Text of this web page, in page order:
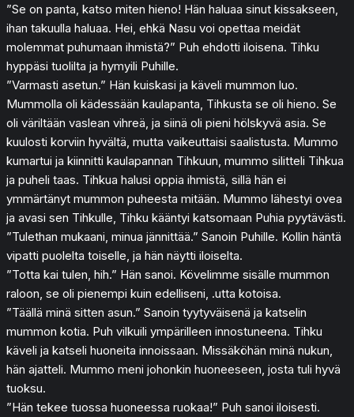
”Se on panta, katso miten hieno! Hän haluaa sinut kissakseen,
ihan takuulla haluaa. Hei, ehkä Nasu voi opettaa meidät
molemmat puhumaan ihmistä?” Puh ehdotti iloisena. Tihku
hyppäsi tuolilta ja hymyili Puhille.
”Varmasti asetun.” Hän kuiskasi ja käveli mummon luo.
Mummolla oli kädessään kaulapanta, Tihkusta se oli hieno. Se
oli väriltään vaslean vihreä, ja siinä oli pieni hölskyvä asia. Se
kuulosti korviin hyvältä, mutta vaikeuttaisi saalistusta. Mummo
kumartui ja kiinnitti kaulapannan Tihkuun, mummo silitteli Tihkua
ja puheli taas. Tihkua halusi oppia ihmistä, sillä hän ei
ymmärtänyt mummon puheesta mitään. Mummo lähestyi ovea
ja avasi sen Tihkulle, Tihku kääntyi katsomaan Puhia pyytävästi.
”Tulethan mukaani, minua jännittää.” Sanoin Puhille. Kollin häntä
vipatti puolelta toiselle, ja hän näytti iloiselta.
”Totta kai tulen, hih.” Hän sanoi. Kövelimme sisälle mummon
raloon, se oli pienempi kuin edelliseni, .utta kotoisa.
”Täällä minä sitten asun.” Sanoin tyytyväisenä ja katselin
mummon kotia. Puh vilkuili ympärilleen innostuneena. Tihku
käveli ja katseli huoneita innoissaan. Missäköhän minä nukun,
hän ajatteli. Mummo meni johonkin huoneeseen, josta tuli hyvä
tuoksu.
”Hän tekee tuossa huoneessa ruokaa!” Puh sanoi iloisesti.